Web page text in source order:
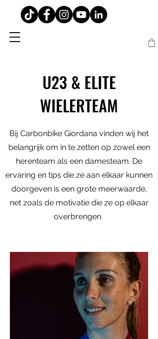
U23 & ELITE
WIELERTEAM
Bij Carbonbike Giordana vinden wij het
belangrijk om in te zetten op zowel een
herenteam als een damesteam. De
ervaring en tips die ze aan elkaar kunnen
doorgeven is een grote meerwaarde,
net zoals de motivatie die ze op elkaar
overbrengen.